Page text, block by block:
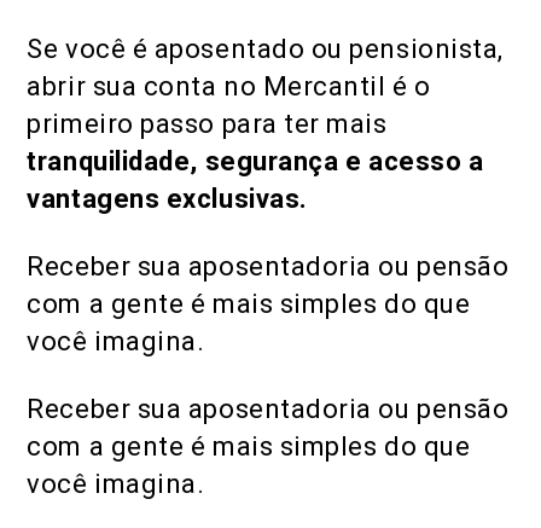
Se você é aposentado ou pensionista,
abrir sua conta no Mercantil é o
primeiro passo para ter mais
tranquilidade, segurança e acesso a
vantagens exclusivas.
Receber sua aposentadoria ou pensão
com a gente é mais simples do que
você imagina.
Receber sua aposentadoria ou pensão
com a gente é mais simples do que
você imagina.